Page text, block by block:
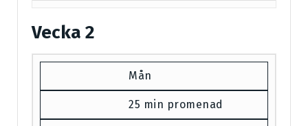
Vecka 2
Mån
25 min promenad